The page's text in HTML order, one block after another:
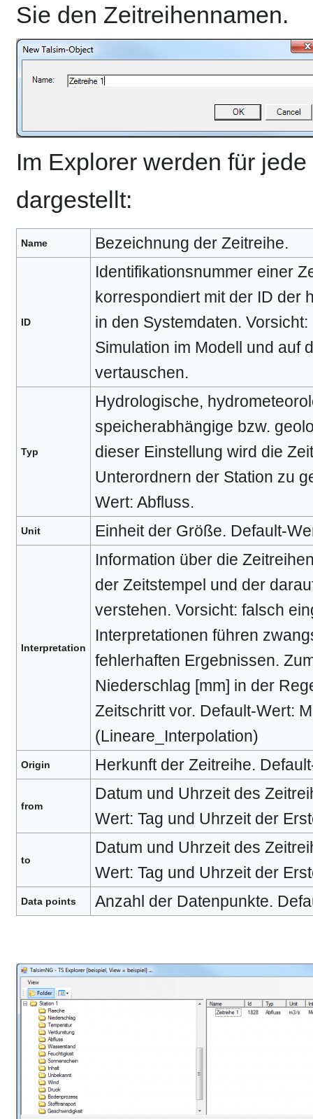
Sie den Zeitreihennamen.
Im Explorer werden für
dargestellt:
Name Bezeichnung der Zeitreihe.
ID
Identifikationsnummer einer
korrespondiert mit der ID der
in den Systemdaten.
Simulation im Modell und auf
vertauschen.
Typ
Hydrologische,
speicherabhängige bzw.
dieser Einstellung wird die
Unterordnern der Station zu
Wert: Abfluss.
Unit Einheit der Größe. Default-
Interpretation
Information über die
der Zeitstempel und der
verstehen. Vorsicht: falsch
Interpretationen führen
fehlerhaften Ergebnissen.
Niederschlag [mm] in der
Zeitschritt vor. Default-Wert:
(Lineare_Interpolation)
Origin Herkunft der Zeitreihe.
from
Datum und Uhrzeit des
Wert: Tag und Uhrzeit der
to
Datum und Uhrzeit des
Wert: Tag und Uhrzeit der
Data points Anzahl der Datenpunkte.